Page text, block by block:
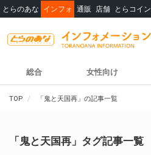
とらのあな インフォ 通販 店舗 とらコイン
総合 女性向け
TOP 「鬼と天国再」の記事一覧
「鬼と天国再」タグ記事一覧